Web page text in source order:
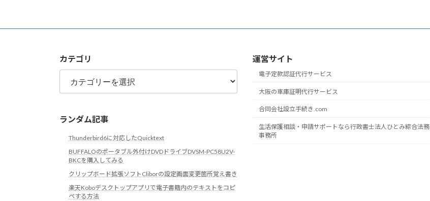
カテゴリ
カ
リ
ランダム記事
Thunderbird6に対応したQuicktext
BUFFALOのポータブル外付けDVDドライブDVSM-PC58U2V-
BKCを購入してみる
クリップボード拡張ソフトCliborの設定画面変更箇所覚え書き
楽天Koboデスクトップアプリで電子書籍内のテキストをコピ
ペする方法
運営サイト
電子定款認証代行サービス
大阪の車庫証明代行サービス
合同会社設立手続き.com
生活保護相談・申請サポートなら行政書士法人ひとみ綜合法務
事務所